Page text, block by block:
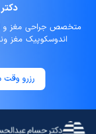
متخصص جراحی مغز و
اندوسکوپیک مغز
رزرو وقت